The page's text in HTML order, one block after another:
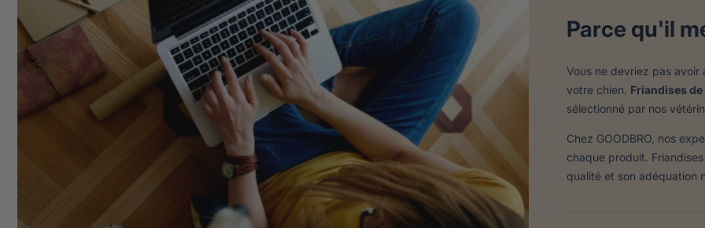
Parce qu'il
Vous ne devriez pas
votre chien. Friandises
sélectionné par nos
Chez GOODBRO, nos
chaque produit.
qualité et son adéquation